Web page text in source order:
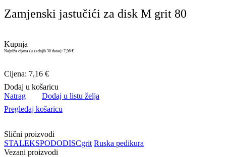
Zamjenski jastučići za disk M grit 80
Kupnja
Najniža cijena (u zadnjih 30 dana): 7,96 €
Cijena: 7,16 €
Dodaj u košaricu
Natrag
Dodaj u listu želja
Pregledaj košaricu
Slični proizvodi
STALEKSPODODISCgrit Ruska pedikura
Vezani proizvodi